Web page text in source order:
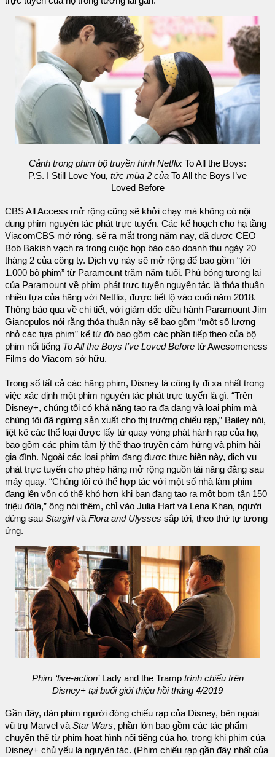
Cảnh trong phim bộ truyền hình Netflix To All the Boys:
P.S. I Still Love You, tức mùa 2 của To All the Boys I’ve
Loved Before
CBS All Access mở rộng cũng sẽ khởi chạy mà không có nội
dung phim nguyên tác phát trực tuyến. Các kế hoạch cho hạ tầng
ViacomCBS mở rộng, sẽ ra mắt trong năm nay, đã được CEO
Bob Bakish vạch ra trong cuộc họp báo cáo doanh thu ngày 20
tháng 2 của công ty. Dịch vụ này sẽ mở rộng để bao gồm “tới
1.000 bộ phim” từ Paramount trăm năm tuổi. Phủ bóng tương lai
của Paramount về phim phát trực tuyến nguyên tác là thỏa thuận
nhiều tựa của hãng với Netflix, được tiết lộ vào cuối năm 2018.
Thông báo qua về chi tiết, với giám đốc điều hành Paramount Jim
Gianopulos nói rằng thỏa thuận này sẽ bao gồm “một số lượng
nhỏ các tựa phim” kể từ đó bao gồm các phần tiếp theo của bộ
phim nổi tiếng To All the Boys I’ve Loved Before từ Awesomeness
Films do Viacom sở hữu.
Trong số tất cả các hãng phim, Disney là công ty đi xa nhất trong
việc xác định một phim nguyên tác phát trực tuyến là gì. “Trên
Disney+, chúng tôi có khả năng tạo ra đa dạng và loại phim mà
chúng tôi đã ngừng sản xuất cho thị trường chiếu rạp,” Bailey nói,
liệt kê các thể loại được lấy từ quay vòng phát hành rạp của họ,
bao gồm các phim tâm lý thể thao truyền cảm hứng và phim hài
gia đình. Ngoài các loại phim đang được thực hiện này, dịch vụ
phát trực tuyến cho phép hãng mở rộng nguồn tài năng đằng sau
máy quay. “Chúng tôi có thể hợp tác với một số nhà làm phim
đang lên vốn có thể khó hơn khi bạn đang tạo ra một bom tấn 150
triệu đôla,” ông nói thêm, chỉ vào Julia Hart và Lena Khan, người
đứng sau Stargirlvà Flora and Ulysses sắp tới, theo thứ tự tương
ứng.
Phim ‘live-action’Lady and the Tramp trình chiếu trên
Disney+ tại buổi giới thiệu hồi tháng 4/2019
Gần đây, dàn phim người đóng chiếu rạp của Disney, bên ngoài
vũ trụ Marvel vàStar Wars, phần lớn bao gồm các tác phẩm
chuyển thể từ phim hoạt hình nổi tiếng của họ, trong khi phim của
Disney+ chủ yếu là nguyên tác. (Phim chiếu rạp gần đây nhất của